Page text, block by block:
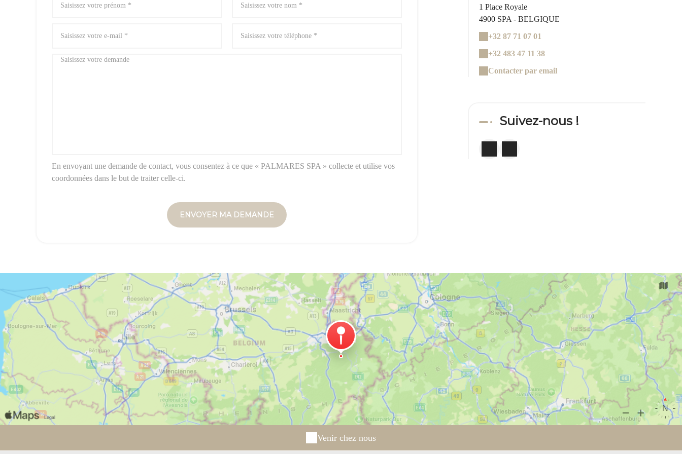
En envoyant une demande de contact, vous consentez à ce que « PALMARES SPA » collecte et utilise vos
coordonnées dans le but de traiter celle-ci.
1 Place Royale
4900 SPA - BELGIQUE
+32 87 71 07 01
+32 483 47 11 38
Contacter par email
Suivez-nous !
Venir chez nous